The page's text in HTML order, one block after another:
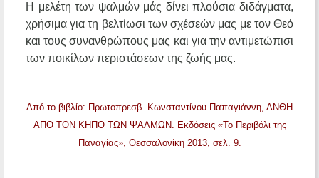
Η μελέτη των ψαλμών μάς δίνει πλούσια διδάγματα,
χρήσιμα για τη βελτίωσι των σχέσεών μας με τον Θεό
και τους συνανθρώπους μας και για την αντιμετώπισι
των ποικίλων περιστάσεων της ζωής μας.
Από το βιβλίο: Πρωτοπρεσβ. Κωνσταντίνου Παπαγιάννη, ΑΝΘΗ
ΑΠΟ ΤΟΝ ΚΗΠΟ ΤΩΝ ΨΑΛΜΩΝ. Εκδόσεις «Το Περιβόλι της
Παναγίας», Θεσσαλονίκη 2013, σελ. 9.